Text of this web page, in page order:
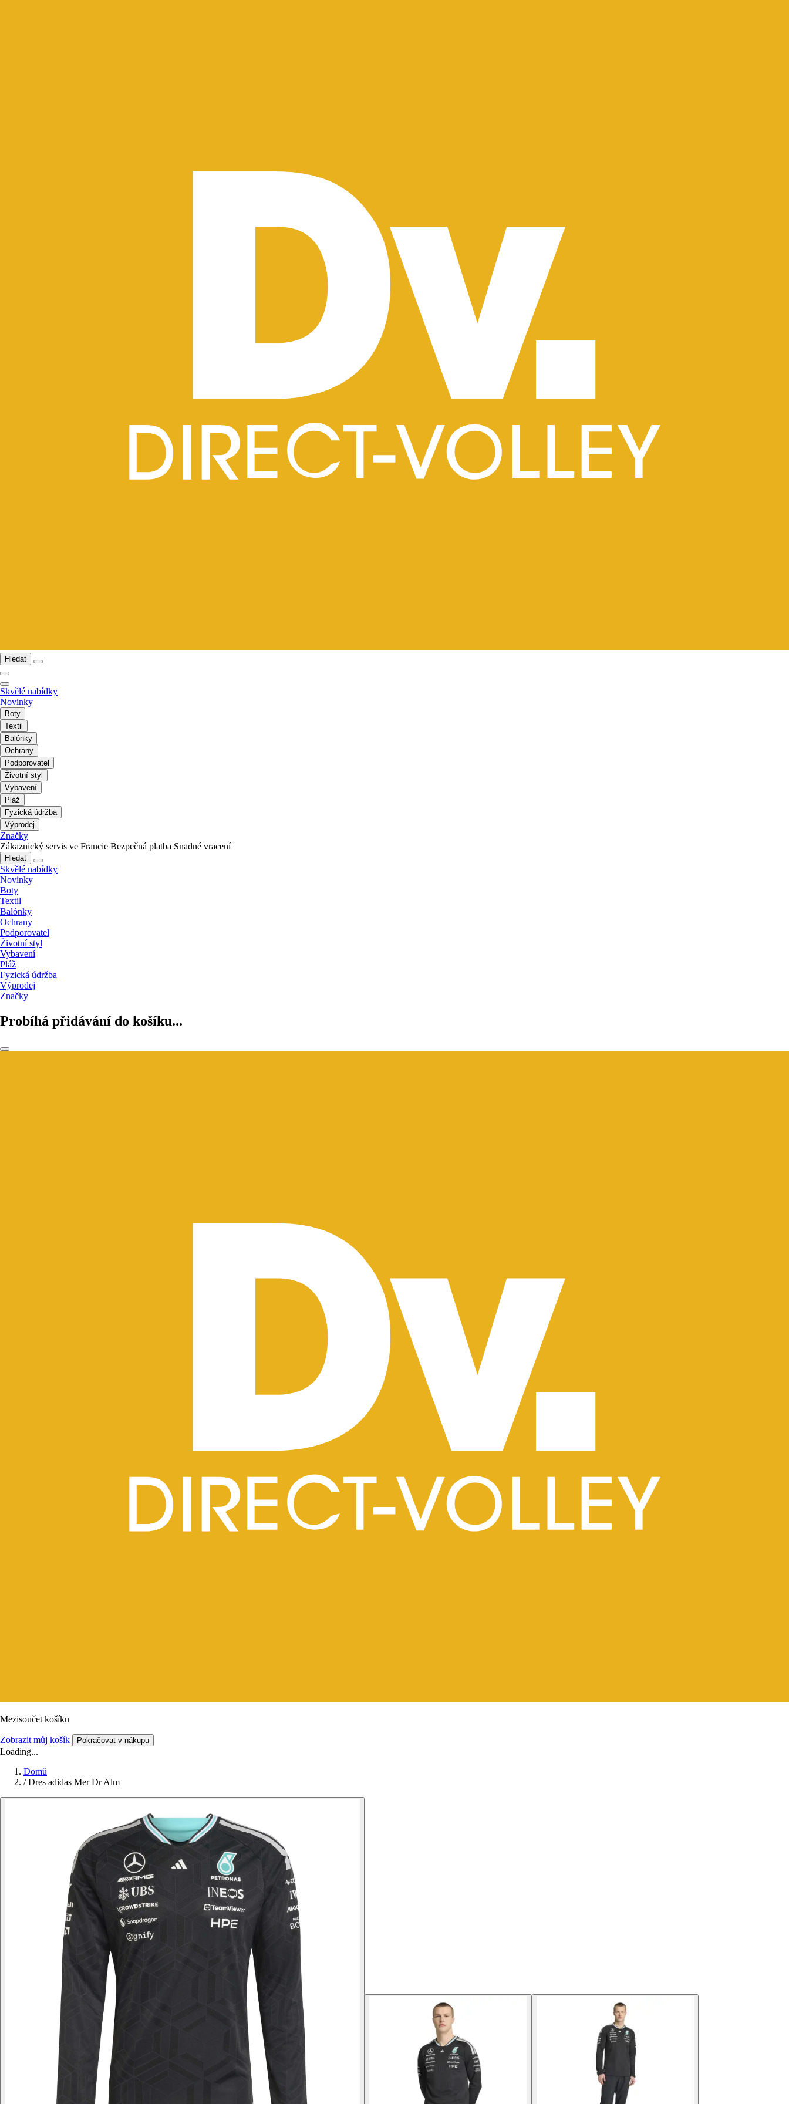
Hledat
Skvělé nabídky
Novinky
Boty
Textil
Balónky
Ochrany
Podporovatel
Životní styl
Vybavení
Pláž
Fyzická údržba
Výprodej
Značky
Zákaznický servis ve Francie Bezpečná platba Snadné vracení
Hledat
Skvělé nabídky
Novinky
Boty
Textil
Balónky
Ochrany
Podporovatel
Životní styl
Vybavení
Pláž
Fyzická údržba
Výprodej
Značky
Probíhá přidávání do košíku...
Mezisoučet košíku
Zobrazit můj košík Pokračovat v nákupu
Loading...
Domů
/ Dres adidas Mer Dr Alm